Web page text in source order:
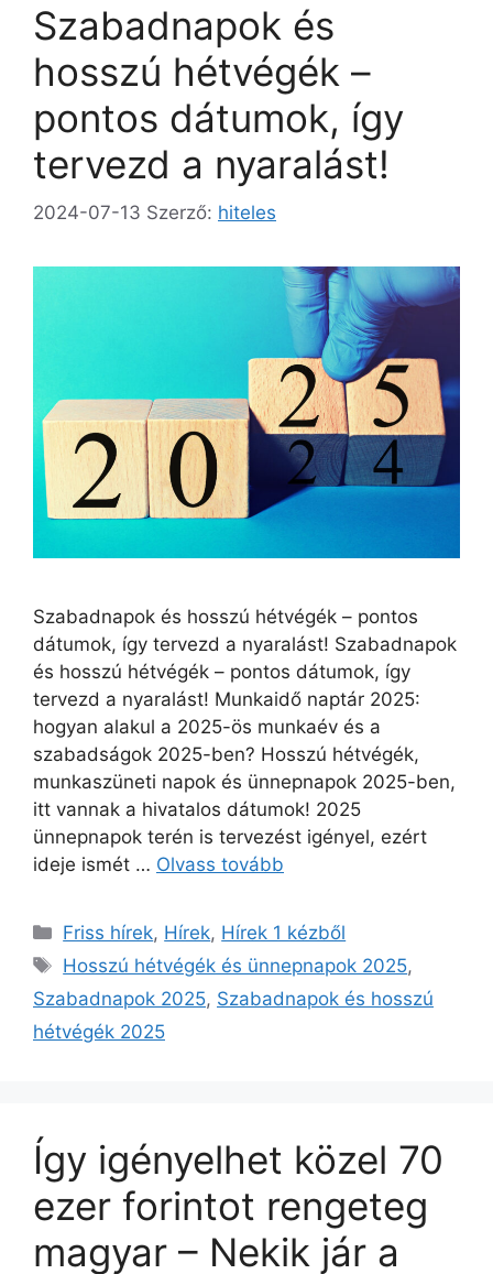
Szabadnapok és
hosszú hétvégék –
pontos dátumok, így
tervezd a nyaralást!
2024-07-13 Szerző: hiteles
Szabadnapok és hosszú hétvégék – pontos
dátumok, így tervezd a nyaralást! Szabadnapok
és hosszú hétvégék – pontos dátumok, így
tervezd a nyaralást! Munkaidő naptár 2025:
hogyan alakul a 2025-ös munkaév és a
szabadságok 2025-ben? Hosszú hétvégék,
munkaszüneti napok és ünnepnapok 2025-ben,
itt vannak a hivatalos dátumok! 2025
ünnepnapok terén is tervezést igényel, ezért
ideje ismét … Olvass tovább
Kategória
Friss hírek, Hírek, Hírek 1 kézből
Címkék
Hosszú hétvégék és ünnepnapok 2025,
Szabadnapok 2025, Szabadnapok és hosszú
hétvégék 2025
Így igényelhet közel 70
ezer forintot rengeteg
magyar – Nekik jár a